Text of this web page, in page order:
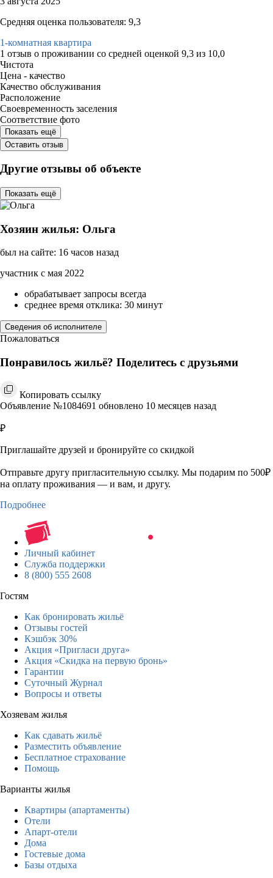
Средняя оценка пользователя: 9,3
1-комнатная квартира
1 отзыв о проживании со средней оценкой 9,3 из 10,0
Чистота
Цена - качество
Качество обслуживания
Расположение
Своевременность заселения
Соответствие фото
Показать ещё
Оставить отзыв
Другие отзывы об объекте
Показать ещё
Хозяин жилья: Ольга
был на сайте: 16 часов назад
участник с мая 2022
обрабатывает запросы всегда
среднее время отклика: 30 минут
Сведения об исполнителе
Пожаловаться
Понравилось жильё? Поделитесь с друзьями
Копировать ссылку
Объявление №1084691 обновлено 10 месяцев назад
₽
Приглашайте друзей и бронируйте со скидкой
Отправьте другу пригласительную ссылку. Мы подарим по 500₽
на оплату проживания — и вам, и другу.
Подробнее
Личный кабинет
Служба поддержки
8 (800) 555 2608
Гостям
Как бронировать жильё
Отзывы гостей
Кэшбэк 30%
Акция «Пригласи друга»
Акция «Скидка на первую бронь»
Гарантии
Суточный Журнал
Вопросы и ответы
Хозяевам жилья
Как сдавать жильё
Разместить объявление
Бесплатное страхование
Помощь
Варианты жилья
Квартиры (апартаменты)
Отели
Апарт-отели
Дома
Гостевые дома
Базы отдыха